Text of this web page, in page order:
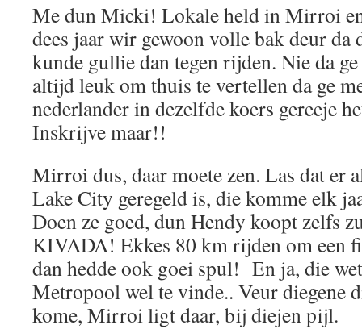
Me dun Micki! Lokale held in Mirroi
dees jaar wir gewoon volle bak deur
kunde gullie dan tegen rijden. Nie da
altijd leuk om thuis te vertellen da ge
nederlander in dezelfde koers gereeje
Inskrijve maar!!
Mirroi dus, daar moete zen. Las dat er
Lake City geregeld is, die komme elk
Doen ze goed, dun Hendy koopt zelfs
KIVADA! Ekkes 80 km rijden om een
dan hedde ook goei spul! En ja, die
Metropool wel te vinde.. Veur diegene
kome, Mirroi ligt daar, bij diejen pijl.